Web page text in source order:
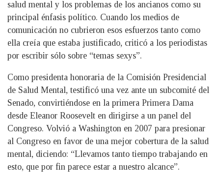
salud mental y los problemas de los ancianos como su
principal énfasis político. Cuando los medios de
comunicación no cubrieron esos esfuerzos tanto como
ella creía que estaba justificado, criticó a los periodistas
por escribir sólo sobre “temas sexys”.
Como presidenta honoraria de la Comisión Presidencial
de Salud Mental, testificó una vez ante un subcomité del
Senado, convirtiéndose en la primera Primera Dama
desde Eleanor Roosevelt en dirigirse a un panel del
Congreso. Volvió a Washington en 2007 para presionar
al Congreso en favor de una mejor cobertura de la salud
mental, diciendo: “Llevamos tanto tiempo trabajando en
esto, que por fin parece estar a nuestro alcance”.